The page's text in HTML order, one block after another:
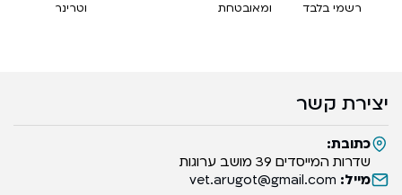
רשמי בלבד ומאובטחת וטרינר
יצירת קשר
כתובת:
שדרות המייסדים 39 מושב ערוגות
מייל: vet.arugot@gmail.com